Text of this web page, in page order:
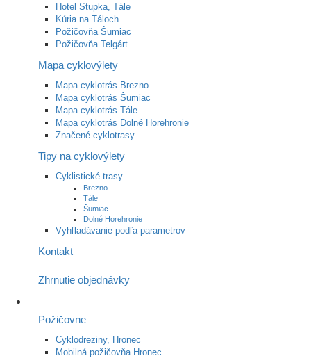
Hotel Stupka, Tále
Kúria na Táloch
Požičovňa Šumiac
Požičovňa Telgárt
Mapa cyklovýlety
Mapa cyklotrás Brezno
Mapa cyklotrás Šumiac
Mapa cyklotrás Tále
Mapa cyklotrás Dolné Horehronie
Značené cyklotrasy
Tipy na cyklovýlety
Cyklistické trasy
Brezno
Tále
Šumiac
Dolné Horehronie
Vyhľladávanie podľa parametrov
Kontakt
Zhrnutie objednávky
Požičovne
Cyklodreziny, Hronec
Mobilná požičovňa Hronec